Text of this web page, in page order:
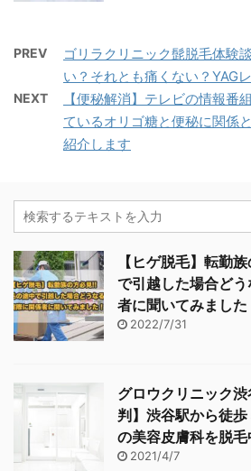
PREV
ゴリラクリニック髭脱毛体験
い？それとも痛くない？YAG
NEXT
【便秘解消】テレビの情報番
ているオリゴ糖と便秘に関係
紹介します
【ヒゲ脱毛】転勤
で引越した場合ど
者に聞いてみました
2022/7/31
グロウクリニック
判】渋谷駅から徒
の美容皮膚科を脱
2021/4/7